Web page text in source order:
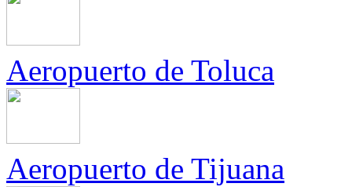
Aeropuerto de Toluca
Aeropuerto de Tijuana